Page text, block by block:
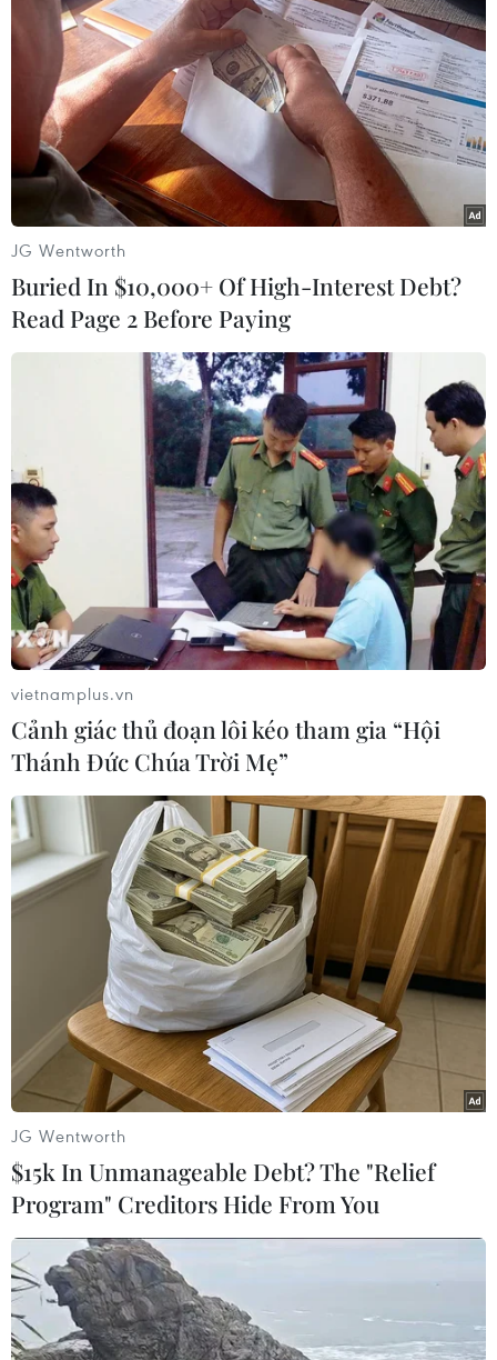
Tấn/TTXVN)
Thủ tướng Nguyễn Xuân Phúc và Chủ tịch Quốc hội Nguyễn Thị
Kim Ngân với các đại biểu dự Chương trình. (Ảnh: Doãn
Tấn/TTXVN)
Thủ tướng Nguyễn Xuân Phúc và Chủ tịch Quốc hội Nguyễn Thị
Kim Ngân với các đại biểu dự Chương trình. (Ảnh: Doãn
Tấn/TTXVN)
(TTXVN/Vietnam+)
JG Wentworth
Buried In $10,000+ Of High-Interest Debt?
Read Page 2 Before Paying
vietnamplus.vn
Cảnh giác thủ đoạn lôi kéo tham gia “Hội
Thánh Đức Chúa Trời Mẹ”
JG Wentworth
$15k In Unmanageable Debt? The "Relief
Program" Creditors Hide From You